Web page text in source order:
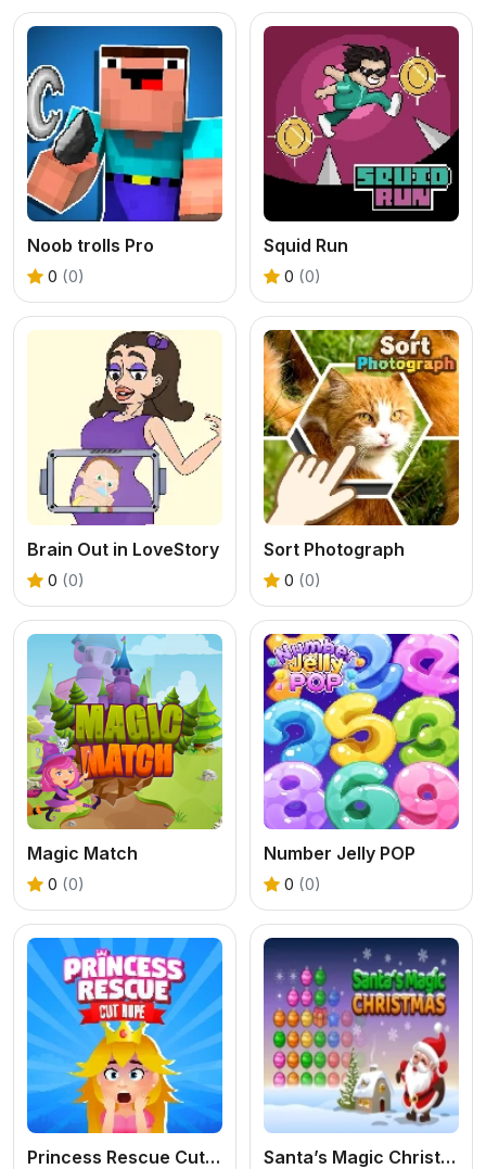
Noob trolls Pro
0 (0)
Squid Run
0 (0)
Brain Out in LoveStory
0 (0)
Sort Photograph
0 (0)
Magic Match
0 (0)
Number Jelly POP
0 (0)
Princess Rescue Cut Rope Santa’s Magic Christmas